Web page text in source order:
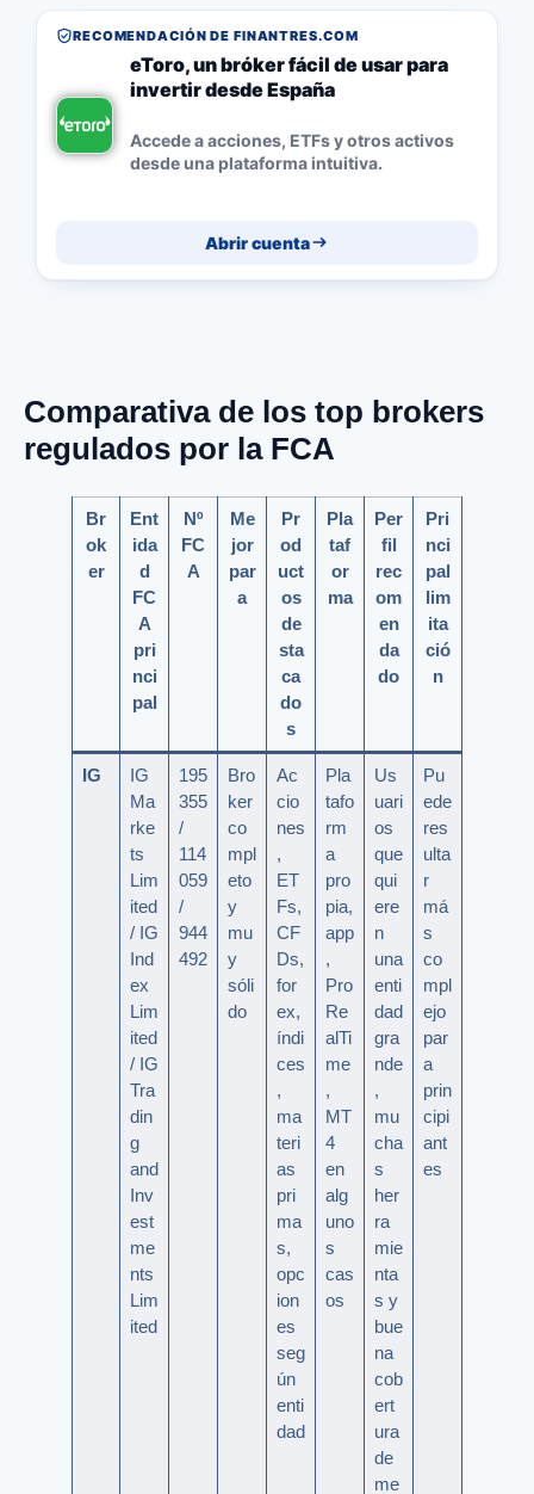
RECOMENDACIÓN DE FINANTRES.COM
eToro, un bróker fácil de usar para
invertir desde España
Accede a acciones, ETFs y otros activos
desde una plataforma intuitiva.
Abrir cuenta
Comparativa de los top brokers
regulados por la FCA
Br
ok
er
Ent
ida
d
FC
A
pri
nci
pal
Nº
FC
A
Me
jor
par
a
Pr
od
uct
os
de
sta
ca
do
s
Pla
taf
or
ma
Per
fil
rec
om
en
da
do
Pri
nci
pal
lim
ita
ció
n
IG
IG
Ma
rke
ts
Lim
ited
/ IG
Ind
ex
Lim
ited
/ IG
Tra
din
g
and
Inv
est
me
nts
Lim
ited
195
355
/
114
059
/
944
492
Bro
ker
co
mpl
eto
y
mu
y
sóli
do
Ac
cio
nes
,
ET
Fs,
CF
Ds,
for
ex,
índi
ces
,
ma
teri
as
pri
ma
s,
opc
ion
es
seg
ún
enti
dad
Pla
tafo
rm
a
pro
pia,
app
,
Pro
Re
alTi
me
,
MT
4
en
alg
uno
s
cas
os
Us
uari
os
que
qui
ere
n
una
enti
dad
gra
nde
,
mu
cha
s
her
ra
mie
nta
s y
bue
na
cob
ert
ura
de
me
Pu
ede
res
ulta
r
má
s
co
mpl
ejo
par
a
prin
cipi
ant
es